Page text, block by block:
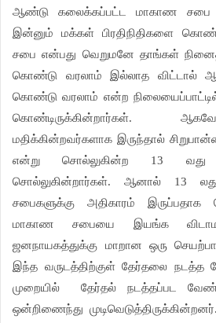
ஆண்டு கலைக்கப்பட்ட மாகாண சபை
இன்னும் மக்கள் பிரதிநிதிகளை
சபை என்பது வெறுமனே தாங்கள்
கொண்டு வரலாம் இல்லாத விட்டால்
கொண்டு வரலாம் என்ற நிலையைப்பாட்டில்
கொண்டிருக்கின்றார்கள்.
மதிக்கின்றவர்களாக இருந்தால்
என்று சொல்லுகின்ற 13 வது
சொல்லுகின்றார்கள். ஆனால் 13
சபைகளுக்கு அதிகாரம் இருப்பதாக
மாகாண சபையை இயங்க
ஜனநாயகத்துக்கு மாறான ஒரு
இந்த வருடத்திற்குள் தேர்தலை நடத்த
முறையில்
தேர்தல் நடத்தப்பட
ஒன்றிணைந்து